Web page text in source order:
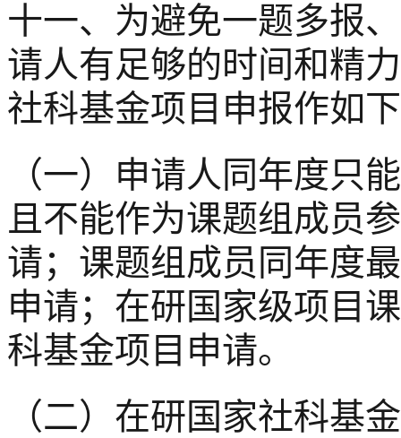
十一、为避免一题多报
请人有足够的时间和精
社科基金项目申报作如
（一）申请人同年度只
且不能作为课题组成员
请；课题组成员同年度
申请；在研国家级项目
科基金项目申请。
（二）在研国家社科基